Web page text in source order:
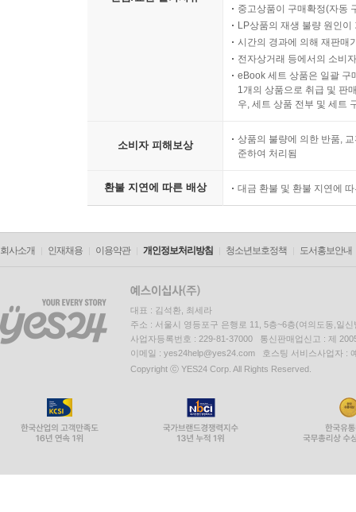
중고상품이 구매확정(자동
LP상품의 재생 불량 원인
시간의 경과에 의해 재판매
전자상거래 등에서의 소비
eBook 세트 상품은 일괄 구
1개의 상품으로 취급 및 판
우, 세트 상품 전부 및 세트
소비자 피해보상
상품의 불량에 의한 반품,
준하여 처리됨
환불 지연에 따른 배상 대금 환불 및 환불 지연에
회사소개 인재채용 이용약관 개인정보처리방침 청소년보호정책 도서홍보안내
대표 : 김석환, 최세라
주소 : 서울시 영등포구 은행로 11, 5층~6층(여의도동,일신
사업자등록번호 : 229-81-37000 통신판매업신고 : 제
이메일 : yes24help@yes24.com 호스팅 서비스사업자 :
Copyright ⓒ YES24 Corp. All Rights Reserved.